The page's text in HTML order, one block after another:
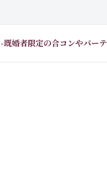
婚者限定の合コンやパー